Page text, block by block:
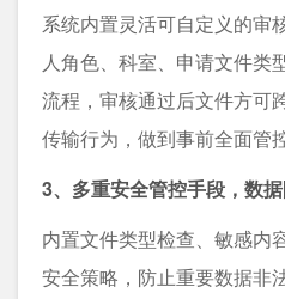
系统内置灵活可自定义的审
人角色、科室、申请文件类
流程，审核通过后文件方可
传输行为，做到事前全面管控
3、多重安全管控手段，数
内置文件类型检查、敏感内
安全策略，防止重要数据非